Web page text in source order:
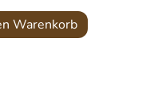
Warenkorb